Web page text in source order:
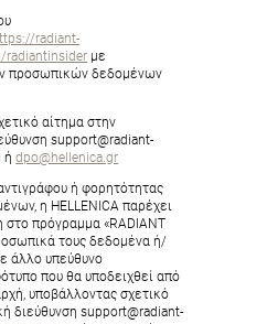
radiant-
radiantinsider με
προσωπικών δεδομένων
αίτημα στην
support@radiant-
ήdpo@hellenica.gr
ή φορητότητας
η ΗELLENICA παρέχει
στο πρόγραμμα «RADIANT
τους δεδομένα ή/
άλλο υπεύθυνο
που θα υποδειχθεί από
υποβάλλοντας σχετικό
διεύθυνση support@radiant-